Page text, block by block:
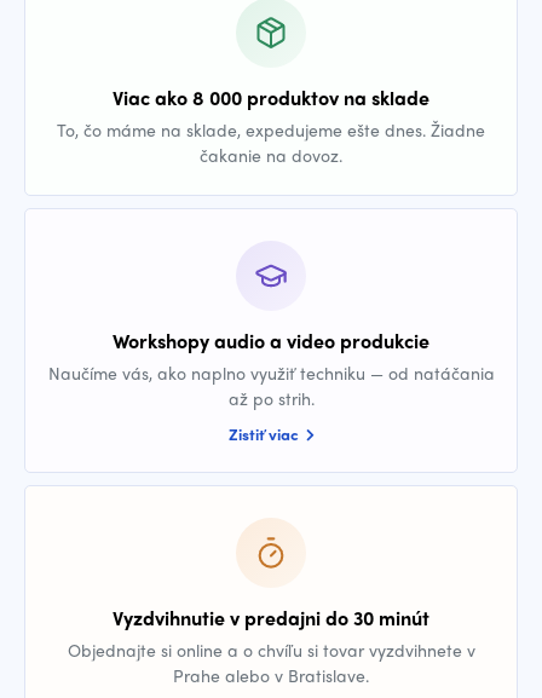
Viac ako 8 000 produktov na sklade
To, čo máme na sklade, expedujeme ešte dnes. Žiadne
čakanie na dovoz.
Workshopy audio a video produkcie
Naučíme vás, ako naplno využiť techniku — od natáčania
až po strih.
Zistiť viac
Vyzdvihnutie v predajni do 30 minút
Objednajte si online a o chvíľu si tovar vyzdvihnete v
Prahe alebo v Bratislave.